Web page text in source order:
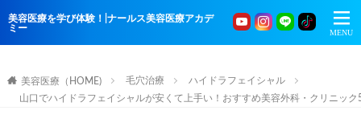
美容医療を学び体験！|ナールス美容医療アカデ
ミー
美容医療（HOME) 毛穴治療
ハイドラフェイシャル
山口でハイドラフェイシャルが安くて上手い！おすすめ美容外科・クリニック